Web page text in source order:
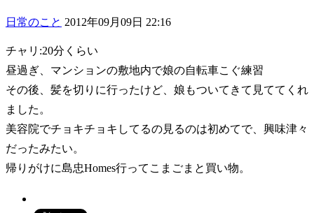
日常のこと 2012年09月09日 22:16
チャリ:20分くらい
昼過ぎ、マンションの敷地内で娘の自転車こぐ練習
その後、髪を切りに行ったけど、娘もついてきて見ててくれ
ました。
美容院でチョキチョキしてるの見るのは初めてで、興味津々
だったみたい。
帰りがけに島忠Homes行ってこまごまと買い物。